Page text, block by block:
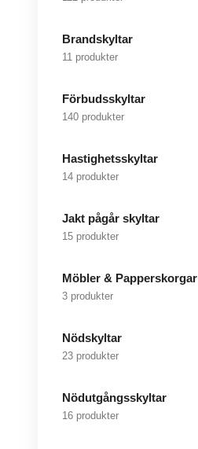
Brandskyltar
11 produkter
Förbudsskyltar
140 produkter
Hastighetsskyltar
14 produkter
Jakt pågår skyltar
15 produkter
Möbler & Papperskorgar
3 produkter
Nödskyltar
23 produkter
Nödutgångsskyltar
16 produkter